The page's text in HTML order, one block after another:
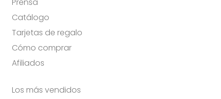
Catálogo
Tarjetas de regalo
Cómo comprar
Afiliados
Los más vendidos